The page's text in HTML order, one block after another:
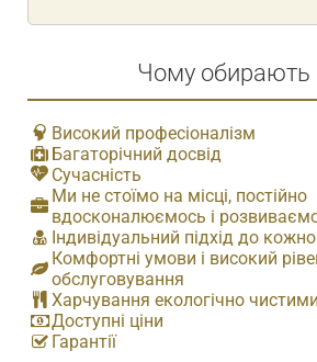
Чому обирають
Високий професіоналізм
Багаторічний досвід
Сучасність
Ми не стоїмо на місці, постійно
вдосконалюємось і
Індивідуальний підхід до
Комфортні умови і високий
обслуговування
Харчування екологічно
Доступні ціни
Гарантії